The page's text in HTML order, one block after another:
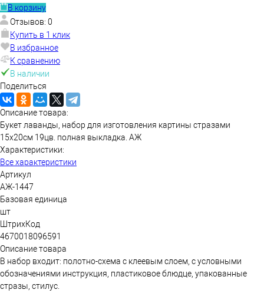
В корзину
Отзывов: 0
Купить в 1 клик
В избранное
К сравнению
В наличии
Поделиться
Описание товара:
Букет лаванды, набор для изготовления картины стразами
15х20см 19цв. полная выкладка. АЖ
Характеристики:
Все характеристики
Артикул
АЖ-1447
Базовая единица
шт
ШтрихКод
4670018096591
Описание товара
В набор входит: полотно-схема с клеевым слоем, с условными
обозначениями инструкция, пластиковое блюдце, упакованные
стразы, стилус.